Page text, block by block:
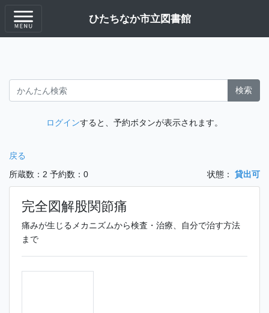
ひたちなか市立図書館
検索
ログインすると、予約ボタンが表示されます。
戻る
所蔵数：2 予約数：0 状態： 貸出可
完全図解股関節痛
痛みが生じるメカニズムから検査・治療、自分で治す方法
まで